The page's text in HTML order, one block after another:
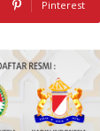
Pinterest